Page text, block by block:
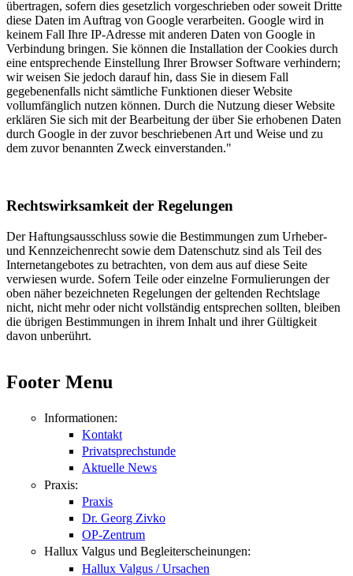
übertragen, sofern dies gesetzlich vorgeschrieben oder soweit Dritte
diese Daten im Auftrag von Google verarbeiten. Google wird in
keinem Fall Ihre IP-Adresse mit anderen Daten von Google in
Verbindung bringen. Sie können die Installation der Cookies durch
eine entsprechende Einstellung Ihrer Browser Software verhindern;
wir weisen Sie jedoch darauf hin, dass Sie in diesem Fall
gegebenenfalls nicht sämtliche Funktionen dieser Website
vollumfänglich nutzen können. Durch die Nutzung dieser Website
erklären Sie sich mit der Bearbeitung der über Sie erhobenen Daten
durch Google in der zuvor beschriebenen Art und Weise und zu
dem zuvor benannten Zweck einverstanden."
Rechtswirksamkeit der Regelungen
Der Haftungsausschluss sowie die Bestimmungen zum Urheber-
und Kennzeichenrecht sowie dem Datenschutz sind als Teil des
Internetangebotes zu betrachten, von dem aus auf diese Seite
verwiesen wurde. Sofern Teile oder einzelne Formulierungen der
oben näher bezeichneten Regelungen der geltenden Rechtslage
nicht, nicht mehr oder nicht vollständig entsprechen sollten, bleiben
die übrigen Bestimmungen in ihrem Inhalt und ihrer Gültigkeit
davon unberührt.
Footer Menu
Informationen:
Kontakt
Privatsprechstunde
Aktuelle News
Praxis:
Praxis
Dr. Georg Zivko
OP-Zentrum
Hallux Valgus und Begleiterscheinungen:
Hallux Valgus / Ursachen